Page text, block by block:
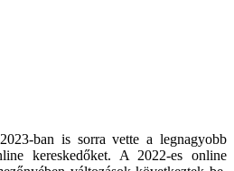
ban is sorra vette a legnagyobb
kereskedőket. A 2022-es online